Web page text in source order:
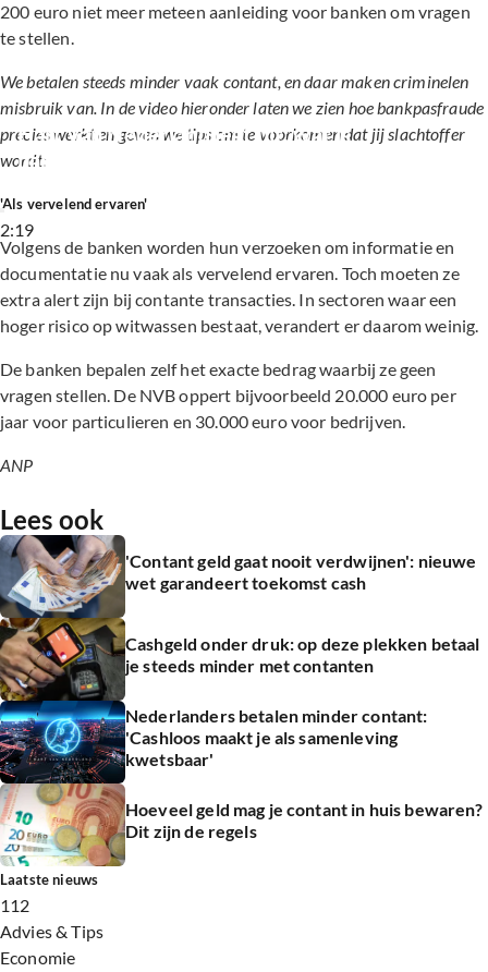
200 euro niet meer meteen aanleiding voor banken om vragen
te stellen.
We betalen steeds minder vaak contant, en daar maken criminelen
misbruik van. In de video hieronder laten we zien hoe bankpasfraude
precies werkt en geven we tips om te voorkomen dat jij slachtoffer
wordt:
2:19
Hart van Nederland legt uit: wat is
bankpasfraude?
'Als vervelend ervaren'
Volgens de banken worden hun verzoeken om informatie en
documentatie nu vaak als vervelend ervaren. Toch moeten ze
extra alert zijn bij contante transacties. In sectoren waar een
hoger risico op witwassen bestaat, verandert er daarom weinig.
De banken bepalen zelf het exacte bedrag waarbij ze geen
vragen stellen. De NVB oppert bijvoorbeeld 20.000 euro per
jaar voor particulieren en 30.000 euro voor bedrijven.
ANP
Lees ook
'Contant geld gaat nooit verdwijnen': nieuwe
wet garandeert toekomst cash
Cashgeld onder druk: op deze plekken betaal
je steeds minder met contanten
Nederlanders betalen minder contant:
'Cashloos maakt je als samenleving
kwetsbaar'
Hoeveel geld mag je contant in huis bewaren?
Dit zijn de regels
Laatste nieuws
112
Advies & Tips
Economie